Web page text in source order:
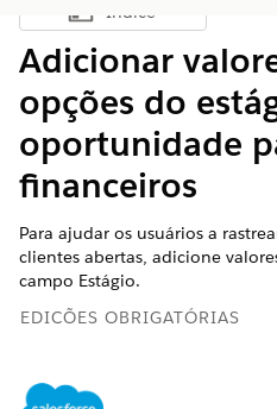
Mostrar índice
Índice
Adicionar
opções do
oportunidade
financeiros
Para ajudar os usuários a
clientes abertas, adicione
campo Estágio.
EDIÇÕES OBRIGATÓRIAS